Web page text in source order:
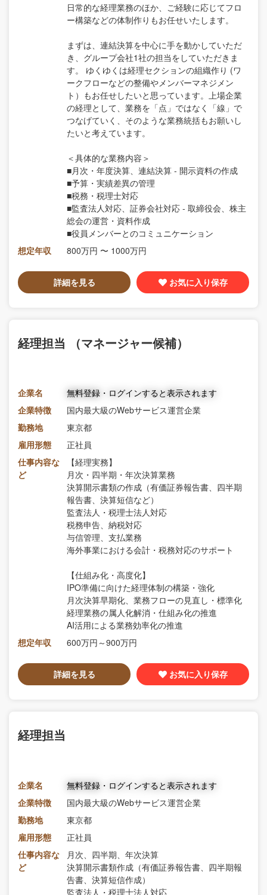
日常的な経理業務のほか、ご経験に応じてフロ
ー構築などの体制作りもお任せいたします。
まずは、連結決算を中心に手を動かしていただ
き、グループ会社1社の担当をしていただきま
す。 ゆくゆくは経理セクションの組織作り (ワ
ークフローなどの整備やメンバーマネジメン
ト）もお任せしたいと思っています。上場企業
の経理として、業務を「点」ではなく「線」で
つなげていく、そのような業務統括もお願いし
たいと考えています。
＜具体的な業務内容＞
■月次・年度決算、連結決算 ‐ 開示資料の作成
■予算・実績差異の管理
■税務・税理士対応
■監査法人対応、証券会社対応 ‐ 取締役会、株主
総会の運営・資料作成
■役員メンバーとのコミュニケーション
想定年収
800万円 〜 1000万円
詳細を見る お気に入り保存
経理担当 （マネージャー候補）
企業名
無料登録・ログインすると表示されます
企業特徴
国内最大級のWebサービス運営企業
勤務地
東京都
雇用形態
正社員
仕事内容な
ど
【経理実務】
月次・四半期・年次決算業務
決算開示書類の作成（有価証券報告書、四半期
報告書、決算短信など）
監査法人・税理士法人対応
税務申告、納税対応
与信管理、支払業務
海外事業における会計・税務対応のサポート
【仕組み化・高度化】
IPO準備に向けた経理体制の構築・強化
月次決算早期化、業務フローの見直し・標準化
経理業務の属人化解消・仕組み化の推進
AI活用による業務効率化の推進
想定年収
600万円～900万円
詳細を見る お気に入り保存
経理担当
企業名
無料登録・ログインすると表示されます
企業特徴
国内最大級のWebサービス運営企業
勤務地
東京都
雇用形態
正社員
仕事内容な
ど
月次、四半期、年次決算
決算開示書類作成（有価証券報告書、四半期報
告書、決算短信作成）
監査法人・税理士法人対応